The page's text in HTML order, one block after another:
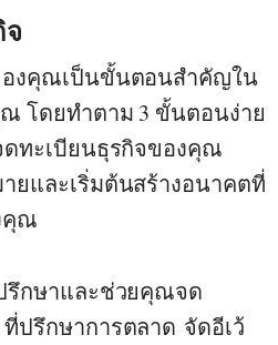
องคุณเป็นขั้นตอนสำคัญใน
โดยทำตาม 3 ขั้นตอนง่าย
ทะเบียนธุรกิจของคุณ
ยและเริ่มต้นสร้างอนาคตที่
คุณ
กษาและช่วยคุณจด
ที่ปรึกษาการตลาด จัดอีเว้